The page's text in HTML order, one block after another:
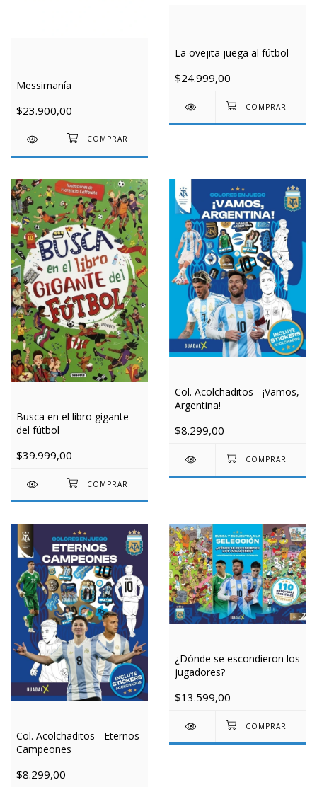
Messimanía
$23.900,00
La ovejita juega al fútbol
$24.999,00
Busca en el libro gigante
del fútbol
$39.999,00
Col. Acolchaditos - ¡Vamos,
Argentina!
$8.299,00
Col. Acolchaditos - Eternos
Campeones
$8.299,00
¿Dónde se escondieron los
jugadores?
$13.599,00